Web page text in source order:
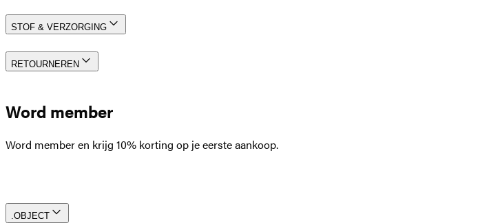
STOF & VERZORGING
RETOURNEREN
Word member
Word member en krijg 10% korting op je eerste aankoop.
.OBJECT